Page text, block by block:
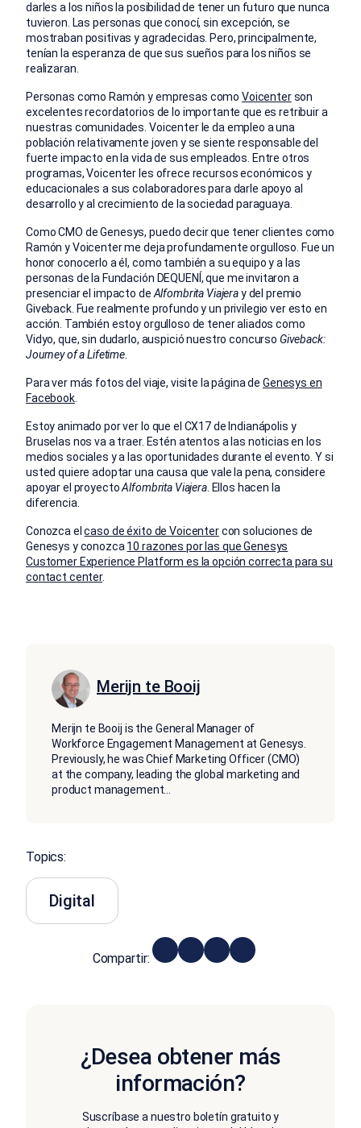
darles a los niños la posibilidad de tener un futuro que nunca
tuvieron. Las personas que conocí, sin excepción, se
mostraban positivas y agradecidas. Pero, principalmente,
tenían la esperanza de que sus sueños para los niños se
realizaran.
Personas como Ramón y empresas como Voicenterson
excelentes recordatorios de lo importante que es retribuir a
nuestras comunidades. Voicenter le da empleo a una
población relativamente joven y se siente responsable del
fuerte impacto en la vida de sus empleados. Entre otros
programas, Voicenter les ofrece recursos económicos y
educacionales a sus colaboradores para darle apoyo al
desarrollo y al crecimiento de la sociedad paraguaya.
Como CMO de Genesys, puedo decir que tener clientes como
Ramón y Voicenter me deja profundamente orgulloso. Fue un
honor conocerlo a él, como también a su equipo y a las
personas de la Fundación DEQUENÍ, que me invitaron a
presenciar el impacto de Alfombrita Viajeray del premio
Giveback. Fue realmente profundo y un privilegio ver esto en
acción. También estoy orgulloso de tener aliados como
Vidyo, que, sin dudarlo, auspició nuestro concurso Giveback:
Journey of a Lifetime
Para ver más fotos del viaje, visite la página de Genesys en
Facebook.
Estoy animado por ver lo que el CX17 de Indianápolis y
Bruselas nos va a traer. Estén atentos a las noticias en los
medios sociales y a las oportunidades durante el evento. Y si
usted quiere adoptar una causa que vale la pena, considere
apoyar el proyectoAlfombrita Viajera. Ellos hacen la
diferencia.
Conozca elcaso de éxito de Voicentercon soluciones de
Genesys y conozca 10 razones por las que Genesys
Customer Experience Platform es la opción correcta para su
contact center.
Merijn te Booij
Merijn te Booij is the General Manager of
Workforce Engagement Management at Genesys.
Previously, he was Chief Marketing Officer (CMO)
at the company, leading the global marketing and
product management
Topics:
Digital
Compartir:
¿Desea obtener más
información?
Suscríbase a nuestro boletín gratuito y